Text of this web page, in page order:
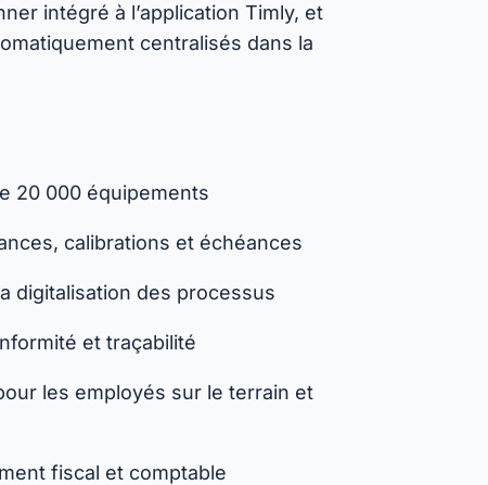
intégré à l’application Timly, et
centralisés dans la
20 000 équipements
calibrations et échéances
digitalisation des processus
et traçabilité
les employés sur le terrain et
fiscal et comptable